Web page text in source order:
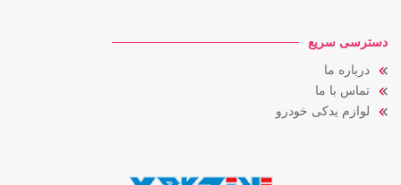
دسترسی سریع
درباره ما
تماس با ما
لوازم یدکی خودرو